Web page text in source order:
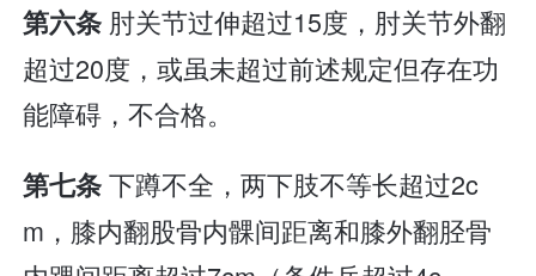
第六条 肘关节过伸超过15度，肘关节外翻
超过20度，或虽未超过前述规定但存在功
能障碍，不合格。
第七条下蹲不全，两下肢不等长超过2c
m，膝内翻股骨内髁间距离和膝外翻胫骨